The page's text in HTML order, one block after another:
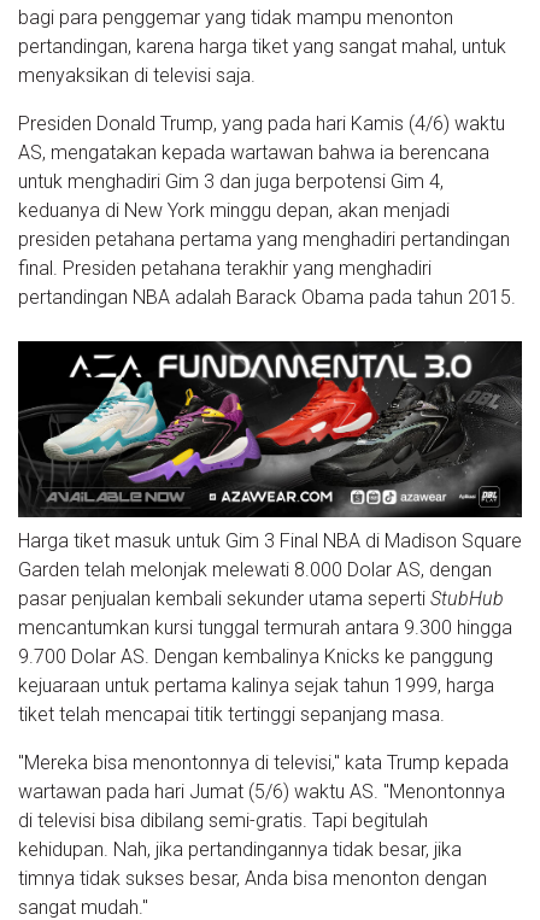
bagi para penggemar yang tidak mampu menonton
pertandingan, karena harga tiket yang sangat mahal, untuk
menyaksikan di televisi saja.
Presiden Donald Trump, yang pada hari Kamis (4/6) waktu
AS, mengatakan kepada wartawan bahwa ia berencana
untuk menghadiri Gim 3 dan juga berpotensi Gim 4,
keduanya di New York minggu depan, akan menjadi
presiden petahana pertama yang menghadiri pertandingan
final. Presiden petahana terakhir yang menghadiri
pertandingan NBA adalah Barack Obama pada tahun 2015.
Harga tiket masuk untuk Gim 3 Final NBA di Madison Square
Garden telah melonjak melewati 8.000 Dolar AS, dengan
pasar penjualan kembali sekunder utama seperti StubHub
mencantumkan kursi tunggal termurah antara 9.300 hingga
9.700 Dolar AS. Dengan kembalinya Knicks ke panggung
kejuaraan untuk pertama kalinya sejak tahun 1999, harga
tiket telah mencapai titik tertinggi sepanjang masa.
"Mereka bisa menontonnya di televisi," kata Trump kepada
wartawan pada hari Jumat (5/6) waktu AS. "Menontonnya
di televisi bisa dibilang semi-gratis. Tapi begitulah
kehidupan. Nah, jika pertandingannya tidak besar, jika
timnya tidak sukses besar, Anda bisa menonton dengan
sangat mudah."